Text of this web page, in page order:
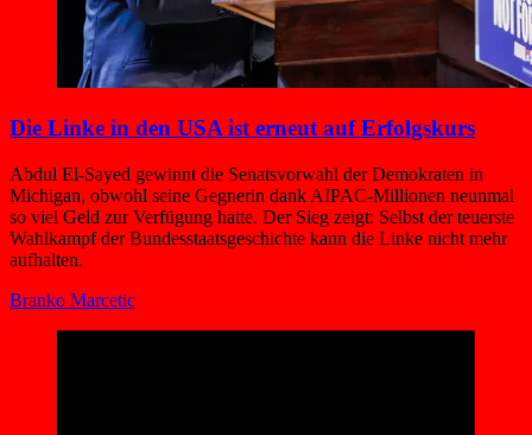
Die Linke in den USA ist erneut auf Erfolgskurs
Abdul El-Sayed gewinnt die Senatsvorwahl der Demokraten in
Michigan, obwohl seine Gegnerin dank AIPAC-Millionen neunmal
so viel Geld zur Verfügung hatte. Der Sieg zeigt: Selbst der teuerste
Wahlkampf der Bundesstaatsgeschichte kann die Linke nicht mehr
aufhalten.
Branko Marcetic